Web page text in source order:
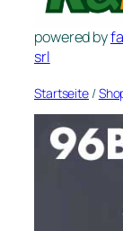
powered by
srl
Startseite /